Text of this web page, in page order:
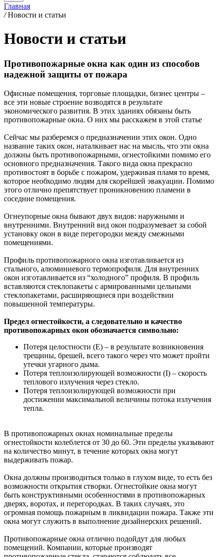
Главная
/ Новости и статьи
Новости и статьи
Противопожарные окна как один из способов
надежной защиты от пожара
Офисные помещения, торговые площадки, бизнес центры –
все эти новые строение возводятся в результате
экономического развития. В этих зданиях обязаны быть
противопожарные окна. О них мы расскажем в этой статье
Сейчас мы разберемся о предназначении этих окон. Одно
название таких окон, наталкивает нас на мысль, что эти окна
должны быть противопожарными, огнестойкими помимо его
основного предназначения. Такого вида окна прекрасно
противостоят в борьбе с пожаром, удерживая пламя то время,
которое необходимо людям для скорейшей эвакуации. Помимо
этого отлично препятствует проникновению пламени в
соседние помещения.
Огнеупорные окна бывают двух видов: наружными и
внутренними. Внутренний вид окон подразумевает за собой
установку окон в виде перегородки между смежными
помещениями.
Профиль противопожарного окна изготавливается из
стального, алюминиевого термопрофиля. Для внутренних
окон изготавливается из “холодного” профиля. В профиль
вставляются стеклопакеты с армированными цельными
стеклопакетами, расширяющиеся при воздействии
повышенной температуры.
Предел огнестойкости, а следовательно и качество
противопожарных окон обозначается символьно:
Потеря целостности (Е) – в результате возникновения
трещины, брешей, всего такого через что может пройти
утечки угарного дыма.
Потеря теплоизолирующей возможности (I) – скорость
теплового излучения через стекло.
Потеря теплоизолирующей возможности при
достижении максимальной величины потока излучения
тепла.
В противопожарных окнах номинальные пределы
огнестойкости колеблется от 30 до 60. Эти пределы указывают
на количество минут, в течение которых окна могут
выдерживать пожар.
Окна должны производиться только в глухом виде, то есть без
возможности открытия створки. Огнестойкие окна могут
быть конструктивными особенностями в противопожарных
дверях, воротах, и перегородках. В таких случаях, это
огромная помощь пожарным в ликвидации пожара. Также эти
окна могут служить в выполнение дизайнерских решений.
Противопожарные окна отлично подойдут для любых
помещений. Компании, которые производят